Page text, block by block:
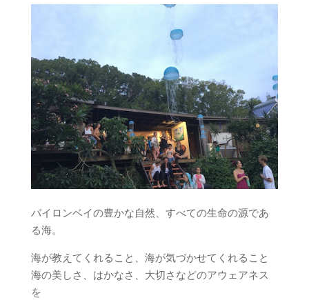
バイロンベイの豊かな自然、すべての生命の源であ
る海。
海が教えてくれること、海が気づかせてくれること
海の美しさ、はかなさ、大切さなどのアウェアネス
を